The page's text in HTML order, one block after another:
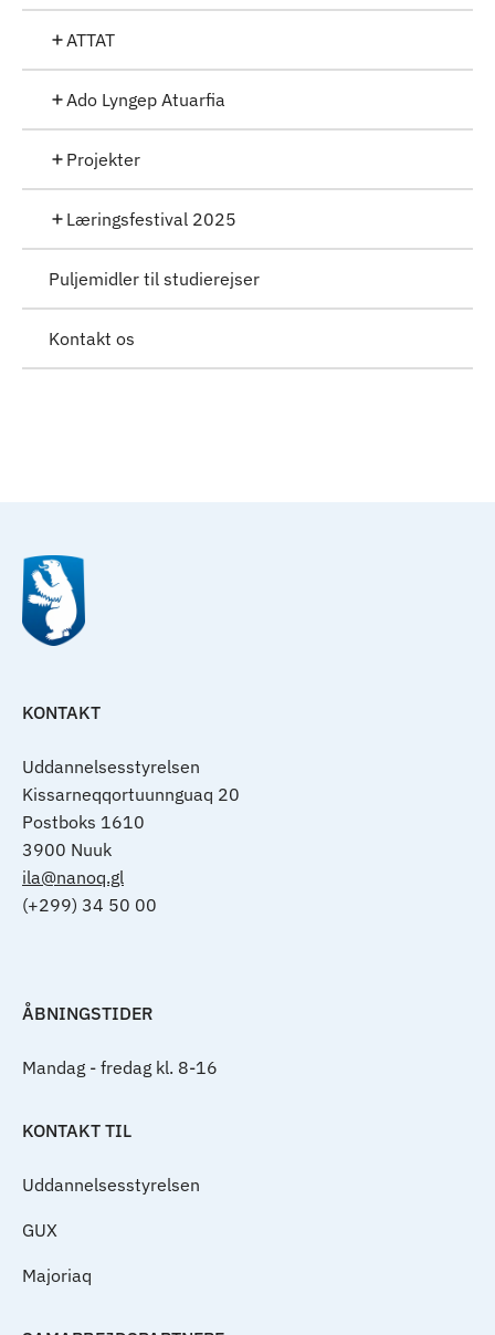
ATTAT
Ado Lyngep Atuarfia
Projekter
Læringsfestival 2025
Puljemidler til studierejser
Kontakt os
KONTAKT
Uddannelsesstyrelsen
Kissarneqqortuunnguaq 20
Postboks 1610
3900 Nuuk
ila@nanoq.gl
(+299) 34 50 00
ÅBNINGSTIDER
Mandag - fredag kl. 8-16
KONTAKT TIL
Uddannelsesstyrelsen
GUX
Majoriaq